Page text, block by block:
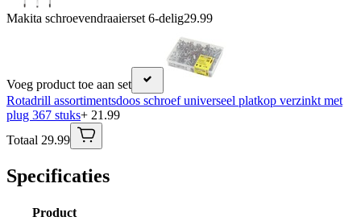
Makita schroevendraaierset 6-delig29.99
Voeg product toe aan set
Rotadrill assortimentsdoos schroef universeel platkop verzinkt met
plug 367 stuks+ 21.99
Totaal 29.99
Specificaties
Product